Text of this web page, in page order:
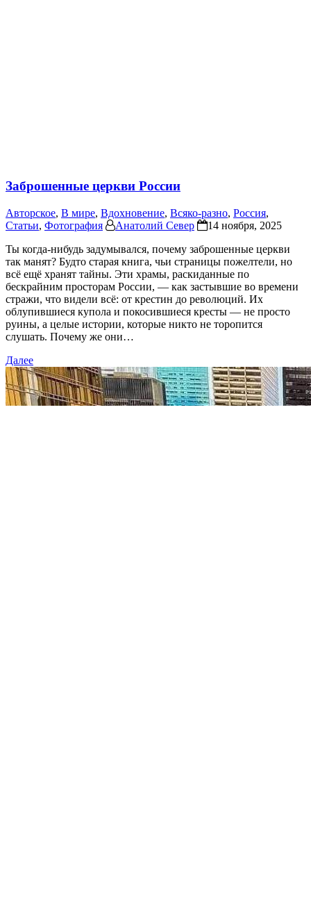
Заброшенные церкви России
Авторское, В мире, Вдохновение, Всяко-разно, Россия,
Статьи, Фотография Анатолий Север
14 ноября, 2025
Ты когда-нибудь задумывался, почему заброшенные церкви
так манят? Будто старая книга, чьи страницы пожелтели, но
всё ещё хранят тайны. Эти храмы, раскиданные по
бескрайним просторам России, — как застывшие во времени
стражи, что видели всё: от крестин до революций. Их
облупившиеся купола и покосившиеся кресты — не просто
руины, а целые истории, которые никто не торопится
слушать. Почему же они…
Далее